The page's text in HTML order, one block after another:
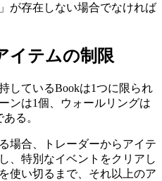
が存在しない場合でなければ
イテムの制限
しているBookは1つに限られ
ンは1個、ウォールリングは
る。
場合、トレーダーからアイテ
、特別なイベントをクリアし
使い切るまで、それ以上のア